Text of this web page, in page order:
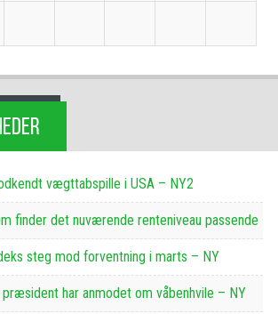
vægttabspille i USA – NY2
finder det nuværende renteniveau passende
steg mod forventning i marts – NY
præsident har anmodet om våbenhvile – NY